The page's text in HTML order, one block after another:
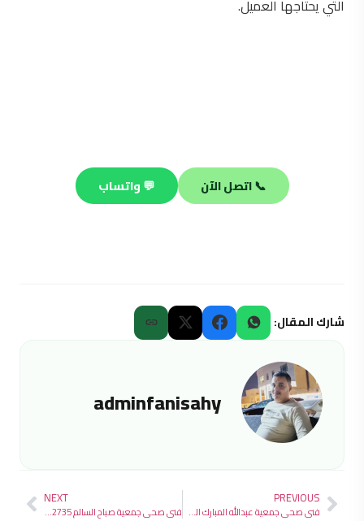
التي يحتاجها العميل.
📞 اتصل الآن 💬 واتساب
شارك المقال:
adminfanisahy
PREVIOUS
فني صحي جمعية عبدالله المبارك الصباح التعاونية 97692735
NEXT
فني صحي جمعية صباح السالم 97692735